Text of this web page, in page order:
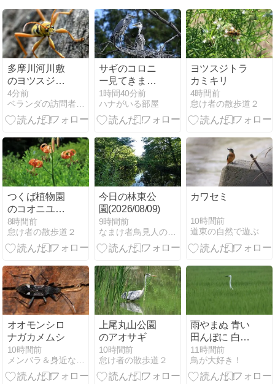
多摩川河川敷
のヨツスジト
ラカミキリ カ
ミキリムシ
019
4分前
ベランダの訪問者たち
サギのコロニ
ー見てきまし
た〜
1時間40分前
ハナがいる部屋
ヨツスジトラ
カミキリ
4時間前
怠け者の散歩道２
つくば植物園
のコオニユリ
の花
8時間前
怠け者の散歩道２
今日の林東公
園(2026/08/09)
9時間前
なまけ者鳥見人の目指せトコロジスト
カワセミ
10時間前
道東の自然で遊ぶ
オオモンシロ
ナガカメムシ
10時間前
メンバラ＆身近な自然
上尾丸山公園
のアオサギ
10時間前
怠け者の散歩道２
雨やまぬ 青い
田んぼに 白い
首
11時間前
鳥が大好き！